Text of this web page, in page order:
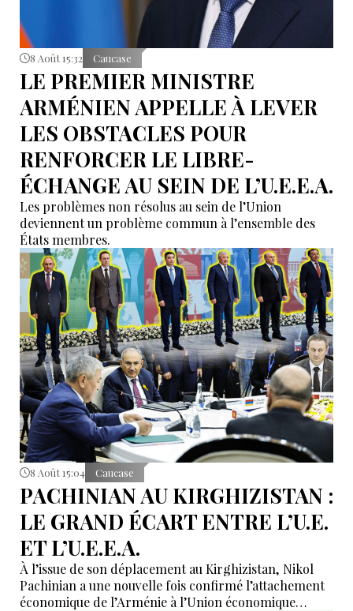
8 Août 15:32 Caucase
LE PREMIER MINISTRE
ARMÉNIEN APPELLE À LEVER
LES OBSTACLES POUR
RENFORCER LE LIBRE-
ÉCHANGE AU SEIN DE L’U.E.E.A.
Les problèmes non résolus au sein de l’Union
deviennent un problème commun à l’ensemble des
États membres.
8 Août 15:04 Caucase
PACHINIAN AU KIRGHIZISTAN :
LE GRAND ÉCART ENTRE L’U.E.
ET L’U.E.E.A.
À l’issue de son déplacement au Kirghizistan, Nikol
Pachinian a une nouvelle fois confirmé l’attachement
économique de l’Arménie à l’Union économique